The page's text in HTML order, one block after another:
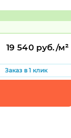
Код:
852194
19 540 руб./м²
Заказ в 1 клик